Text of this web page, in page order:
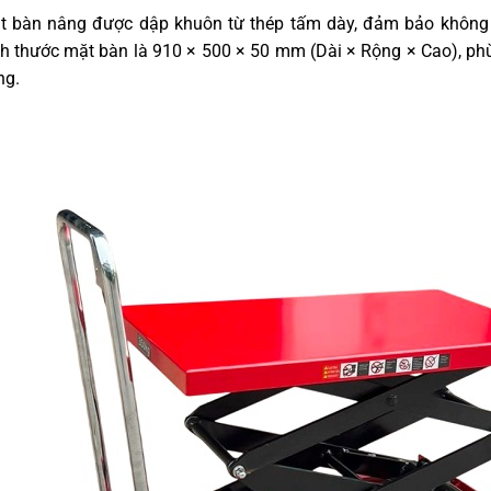
bàn nâng được dập khuôn từ thép tấm dày, đảm bảo
thước mặt bàn là 910 × 500 × 50 mm (Dài × Rộng × Cao),